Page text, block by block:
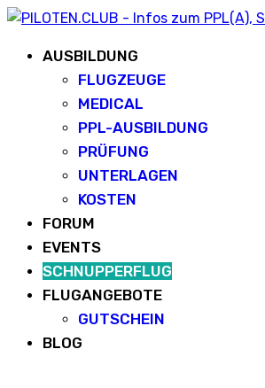
AUSBILDUNG
FLUGZEUGE
MEDICAL
PPL-AUSBILDUNG
PRÜFUNG
UNTERLAGEN
KOSTEN
FORUM
EVENTS
SCHNUPPERFLUG
FLUGANGEBOTE
GUTSCHEIN
BLOG